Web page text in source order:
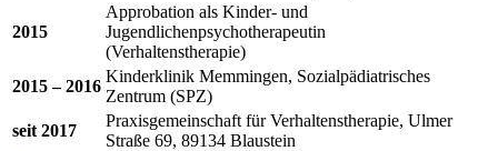
2015
Approbation als Kinder- und
Jugendlichenpsychotherapeutin
(Verhaltenstherapie)
2015 – 2016
Kinderklinik Memmingen, Sozialpädiatrisches
Zentrum (SPZ)
seit 2017
Praxisgemeinschaft für Verhaltenstherapie, Ulmer
Straße 69, 89134 Blaustein